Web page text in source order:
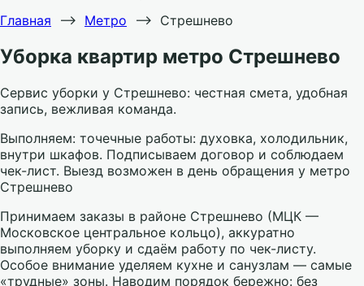
Главная ⟶ Метро ⟶ Стрешнево
Уборка квартир метро Стрешнево
Сервис уборки у Стрешнево: честная смета, удобная
запись, вежливая команда.
Выполняем: точечные работы: духовка, холодильник,
внутри шкафов. Подписываем договор и соблюдаем
чек-лист. Выезд возможен в день обращения у метро
Стрешнево
Принимаем заказы в районе Стрешнево (МЦК —
Московское центральное кольцо), аккуратно
выполняем уборку и сдаём работу по чек-листу.
Особое внимание уделяем кухне и санузлам — самые
«трудные» зоны. Наводим порядок бережно: без